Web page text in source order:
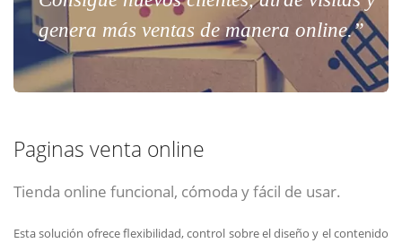
genera más ventas de manera online.”
Paginas venta online
Tienda online funcional, cómoda y fácil de usar.
Esta solución ofrece flexibilidad, control sobre el diseño y el contenido